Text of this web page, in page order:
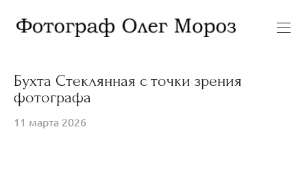
Бухта Стеклянная с точки зрения
фотографа
11 марта 2026